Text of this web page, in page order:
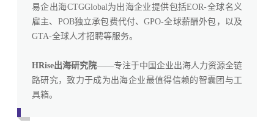
易企出海CTGGlobal为出海企业提供包括EOR-全球名义
雇主、POB独立承包费代付、GPO-全球薪酬外包，以及
GTA-全球人才招聘等服务。
HRise出海研究院——专注于中国企业出海人力资源全链
路研究，致力于成为出海企业最值得信赖的智囊团与工
具箱。